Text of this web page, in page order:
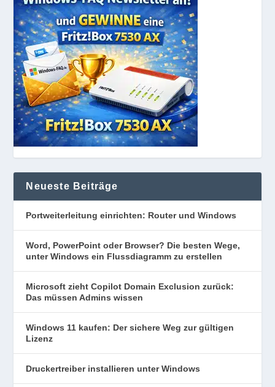
Neueste Beiträge
Portweiterleitung einrichten: Router und Windows
Word, PowerPoint oder Browser? Die besten Wege,
unter Windows ein Flussdiagramm zu erstellen
Microsoft zieht Copilot Domain Exclusion zurück:
Das müssen Admins wissen
Windows 11 kaufen: Der sichere Weg zur gültigen
Lizenz
Druckertreiber installieren unter Windows